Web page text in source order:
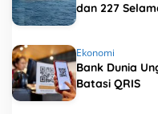
dan 227
Ekonomi
Bank Dunia
Batasi QRIS